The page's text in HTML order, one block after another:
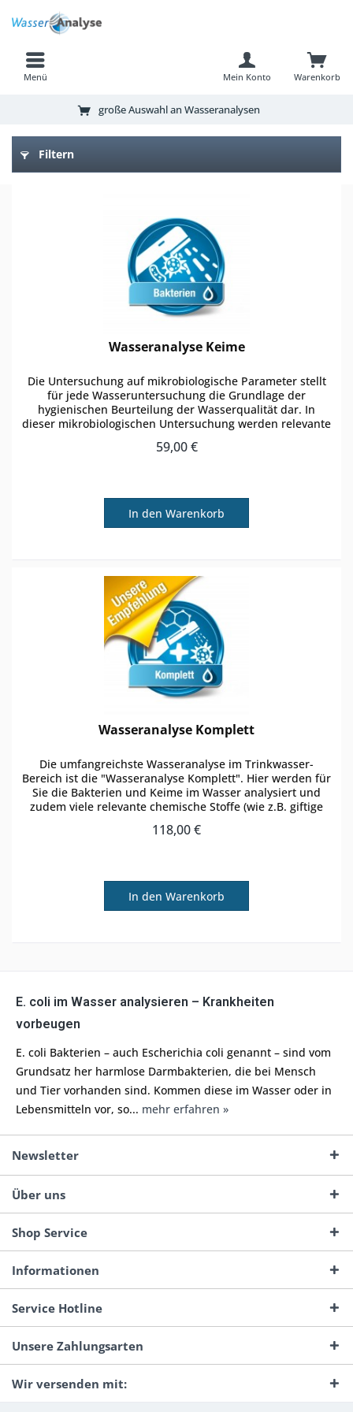
Menü Warenkorb
Mein Konto
große Auswahl an Wasseranalysen
Filtern
Wasseranalyse Keime
Die Untersuchung auf mikrobiologische Parameter stellt
für jede Wasseruntersuchung die Grundlage der
hygienischen Beurteilung der Wasserqualität dar. In
dieser mikrobiologischen Untersuchung werden relevante
59,00 €
In den Warenkorb
Wasseranalyse Komplett
Die umfangreichste Wasseranalyse im Trinkwasser-
Bereich ist die "Wasseranalyse Komplett". Hier werden für
Sie die Bakterien und Keime im Wasser analysiert und
zudem viele relevante chemische Stoffe (wie z.B. giftige
118,00 €
In den Warenkorb
E. coli im Wasser analysieren – Krankheiten
vorbeugen
E. coli Bakterien – auch Escherichia coli genannt – sind vom
Grundsatz her harmlose Darmbakterien, die bei Mensch
und Tier vorhanden sind. Kommen diese im Wasser oder in
Lebensmitteln vor, so... mehr erfahren »
Newsletter
Über uns
Shop Service
Informationen
Service Hotline
Unsere Zahlungsarten
Wir versenden mit: